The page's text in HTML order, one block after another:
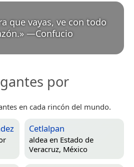
que vayas, ve con todo
» —Confucio
por
en cada rincón del mundo.
Cetlalpan
aldea en Estado de
Veracruz, México